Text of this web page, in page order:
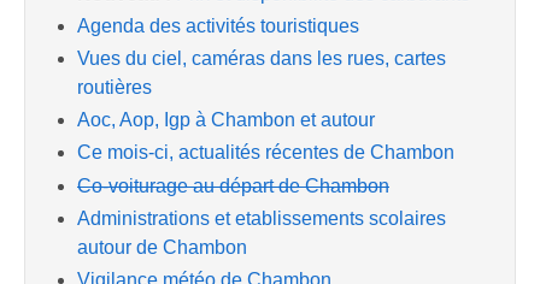
Agenda des activités touristiques
Vues du ciel, caméras dans les rues, cartes
routières
Aoc, Aop, Igp à Chambon et autour
Ce mois-ci, actualités récentes de Chambon
Co-voiturage au départ de Chambon
Administrations et etablissements scolaires
autour de Chambon
Vigilance météo de Chambon